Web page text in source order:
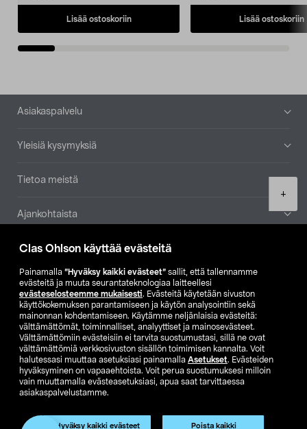
Clas Ohlson käyttää evästeitä
Painamalla ”Hyväksy kaikki evästeet” sallit, että tallennamme
evästeitä ja muuta seurantateknologiaa laitteellesi
evästeselosteemme mukaisesti. Evästeitä käytetään sivuston
käyttökokemuksen parantamiseen ja käytön analysointiin sekä
mainonnan kohdentamiseen. Käytämme neljänlaisia evästeitä:
välttämättömät, toiminnalliset, analyyttiset ja mainosevästeet.
Välttämättömiin evästeisiin ei tarvita suostumustasi, sillä ne ovat
välttämättömiä verkkosivuston sisällön toimimisen kannalta. Voit
halutessasi muuttaa asetuksiasi painamalla Asetukset. Evästeiden
hyväksyminen on vapaaehtoista. Voit perua suostumuksesi milloin
vain muuttamalla evästeasetuksiasi, apua saat tarvittaessa
asiakaspalvelustamme.
Hyväksy kaikki evästeet Poista kaikki
+
Lisää ostoskoriin Lisää ostoskoriin
Alatunniste
Asiakaspalvelu
Yleisiä kysymyksiä
Tietoa meistä
Ajankohtaista
Muut yrityksemme
Etsi myymälä
SE NO FI
FI SV